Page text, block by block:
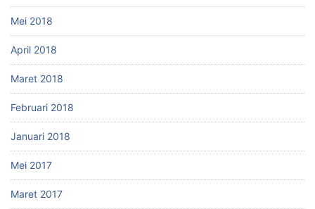
Mei 2018
April 2018
Maret 2018
Februari 2018
Januari 2018
Mei 2017
Maret 2017